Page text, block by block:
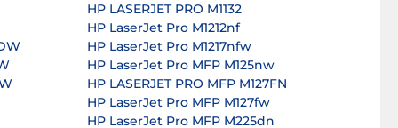
HP LASERJET PRO M1132
HP LaserJet Pro M1212nf
HP LaserJet Pro M1217nfw
HP LaserJet Pro MFP M125nw
HP LASERJET PRO MFP M127FN
HP LaserJet Pro MFP M127fw
HP LaserJet Pro MFP M225dn